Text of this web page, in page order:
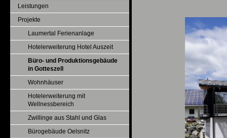
Leistungen
Projekte
Laumertal Ferienanlage
Hotelerweiterung Hotel Auszeit
Büro- und Produktionsgebäude
in Gotteszell
Wohnhäuser
Hotelerweiterung mit
Wellnessbereich
Zwillinge aus Stahl und Glas
Bürogebäude Oelsnitz